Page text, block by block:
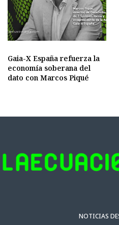
Gaia-X España refuerza la
economía soberana del
dato con Marcos Piqué
NOTICIAS